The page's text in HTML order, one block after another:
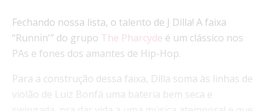
Fechando nossa lista, o talento de J Dilla! A faixa
“Runnin'” do grupo The Pharcyde é um clássico nos
PAs e fones dos amantes de Hip-Hop.
Para a construção dessa faixa, Dilla soma às linhas de
violão de Luiz Bonfá uma bateria bem seca e